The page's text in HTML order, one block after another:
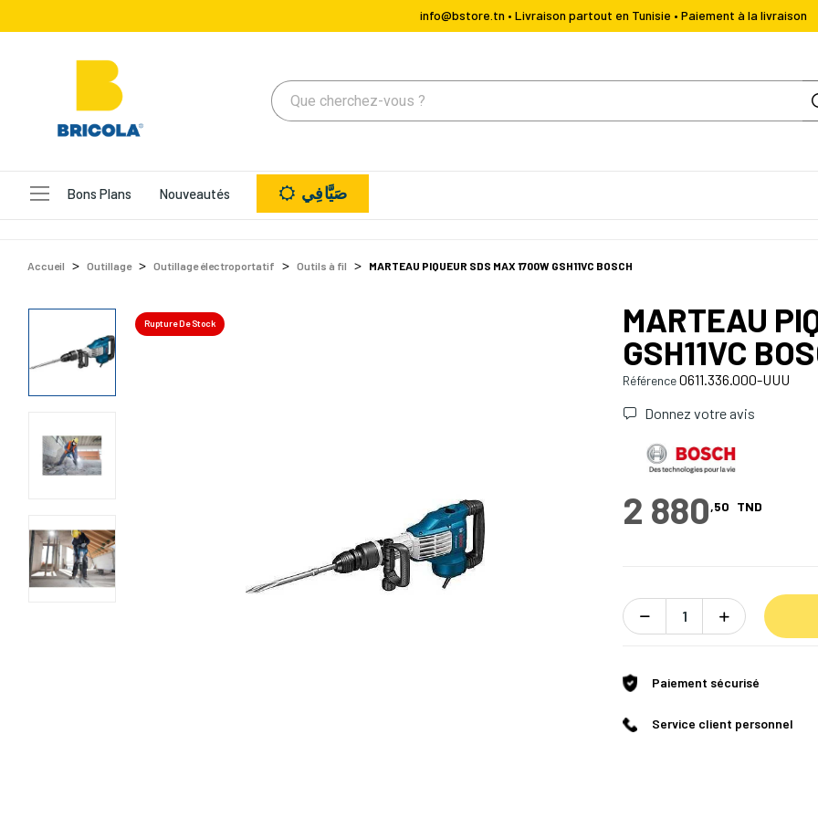
info@bstore.tn • Livraison partout en Tunisie • Paiement à la livraison
Bons Plans Nouveautés صَيَّافِي
Accueil Outillage Outillage électroportatif Outils à fil MARTEAU PIQUEUR SDS MAX 1700W GSH11VC BOSCH
Rupture De Stock
MARTEAU
GSH11VC
Référence0611.336.000-UUU
Donnez votre avis
2 880,50 TND
Paiement sécurisé
Service client personnel